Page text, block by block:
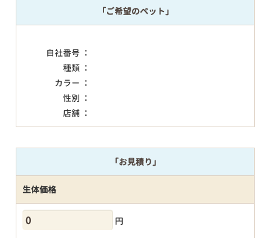
「ご希望のペット」
自社番号 ：
種類 ：
カラー ：
性別 ：
店舗 ：
「お見積り」
生体価格
円